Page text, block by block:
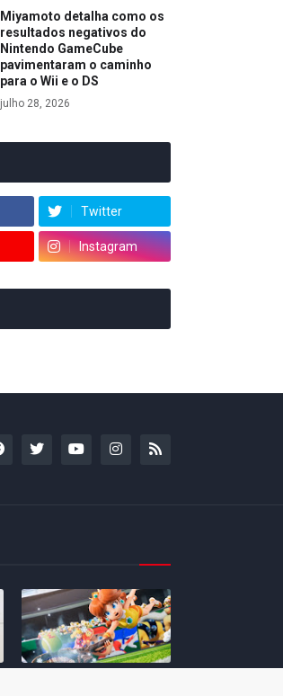
Miyamoto detalha como os
resultados negativos do
Nintendo GameCube
pavimentaram o caminho
para o Wii e o DS
julho 28, 2026
Twitter
Instagram